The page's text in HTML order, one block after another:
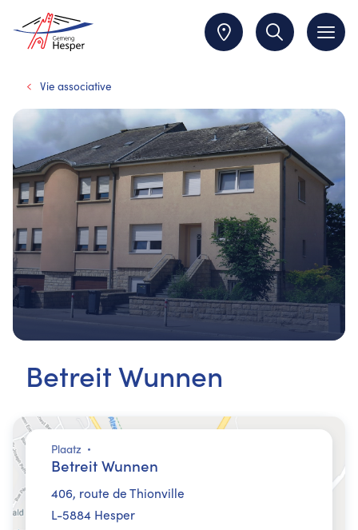
Vie associative
Betreit Wunnen
Plaatz
Betreit Wunnen
406, route de Thionville
L-5884 Hesper